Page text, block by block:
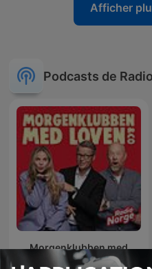
Afficher
Podcasts de
Morgenklubben med
Loven & Co